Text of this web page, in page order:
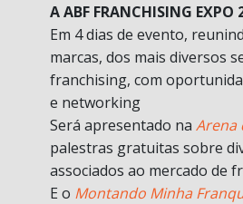
A ABF FRANCHISING EXPO
Em 4 dias de evento,
marcas, dos mais diversos
franchising, com
e networking
Será apresentado na Arena
palestras gratuitas sobre
associados ao mercado de
E o Montando Minha